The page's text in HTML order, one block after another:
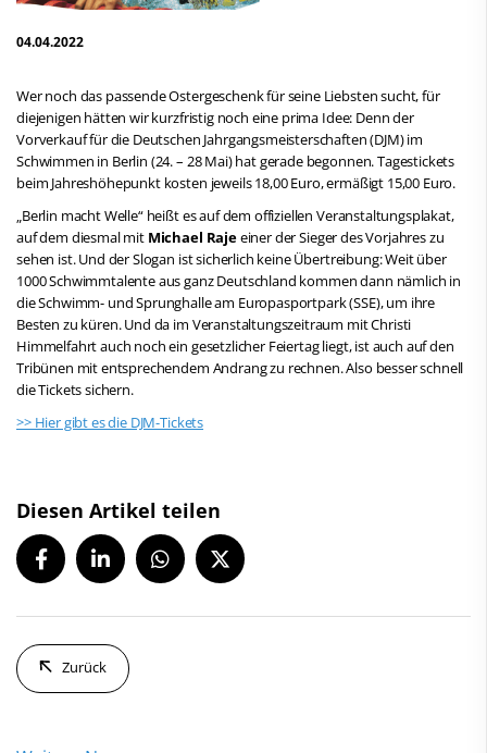
04.04.2022
Wer noch das passende Ostergeschenk für seine Liebsten sucht, für
diejenigen hätten wir kurzfristig noch eine prima Idee: Denn der
Vorverkauf für die Deutschen Jahrgangsmeisterschaften (DJM) im
Schwimmen in Berlin (24. – 28 Mai) hat gerade begonnen. Tagestickets
beim Jahreshöhepunkt kosten jeweils 18,00 Euro, ermäßigt 15,00 Euro.
„Berlin macht Welle“ heißt es auf dem offiziellen Veranstaltungsplakat,
auf dem diesmal mit Michael Rajeeiner der Sieger des Vorjahres zu
sehen ist. Und der Slogan ist sicherlich keine Übertreibung: Weit über
1000 Schwimmtalente aus ganz Deutschland kommen dann nämlich in
die Schwimm- und Sprunghalle am Europasportpark (SSE), um ihre
Besten zu küren. Und da im Veranstaltungszeitraum mit Christi
Himmelfahrt auch noch ein gesetzlicher Feiertag liegt, ist auch auf den
Tribünen mit entsprechendem Andrang zu rechnen. Also besser schnell
die Tickets sichern.
>> Hier gibt es die DJM-Tickets
Diesen Artikel teilen
Zurück